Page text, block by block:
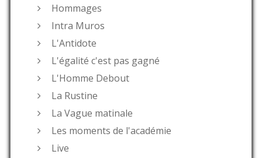
Hommages
Intra Muros
L'Antidote
L'égalité c'est pas gagné
L'Homme Debout
La Rustine
La Vague matinale
Les moments de l'académie
Live